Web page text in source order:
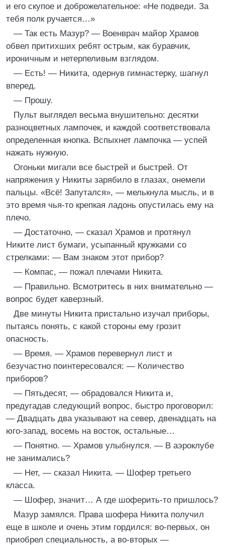
и его скупое и доброжелательное: «Не подведи. За
тебя полк ручается…»
— Так есть Мазур? — Военврач майор Храмов
обвел притихших ребят острым, как буравчик,
ироничным и нетерпеливым взглядом.
— Есть! — Никита, одернув гимнастерку, шагнул
вперед.
— Прошу.
Пульт выглядел весьма внушительно: десятки
разноцветных лампочек, и каждой соответствовала
определенная кнопка. Вспыхнет лампочка — успей
нажать нужную.
Огоньки мигали все быстрей и быстрей. От
напряжения у Никиты зарябило в глазах, онемели
пальцы. «Всё! Запутался», — мелькнула мысль, и в
это время чья-то крепкая ладонь опустилась ему на
плечо.
— Достаточно, — сказал Храмов и протянул
Никите лист бумаги, усыпанный кружками со
стрелками: — Вам знаком этот прибор?
— Компас, — пожал плечами Никита.
— Правильно. Всмотритесь в них внимательно —
вопрос будет каверзный.
Две минуты Никита пристально изучал приборы,
пытаясь понять, с какой стороны ему грозит
опасность.
— Время. — Храмов перевернул лист и
безучастно поинтересовался: — Количество
приборов?
— Пятьдесят, — обрадовался Никита и,
предугадав следующий вопрос, быстро проговорил:
— Двадцать два указывают на север, двенадцать на
юго-запад, восемь на восток, остальные…
— Понятно. — Храмов улыбнулся. — В аэроклубе
не занимались?
— Нет, — сказал Никита. — Шофер третьего
класса.
— Шофер, значит… А где шоферить-то пришлось?
Мазур замялся. Права шофера Никита получил
еще в школе и очень этим гордился: во-первых, он
приобрел специальность, а во-вторых —